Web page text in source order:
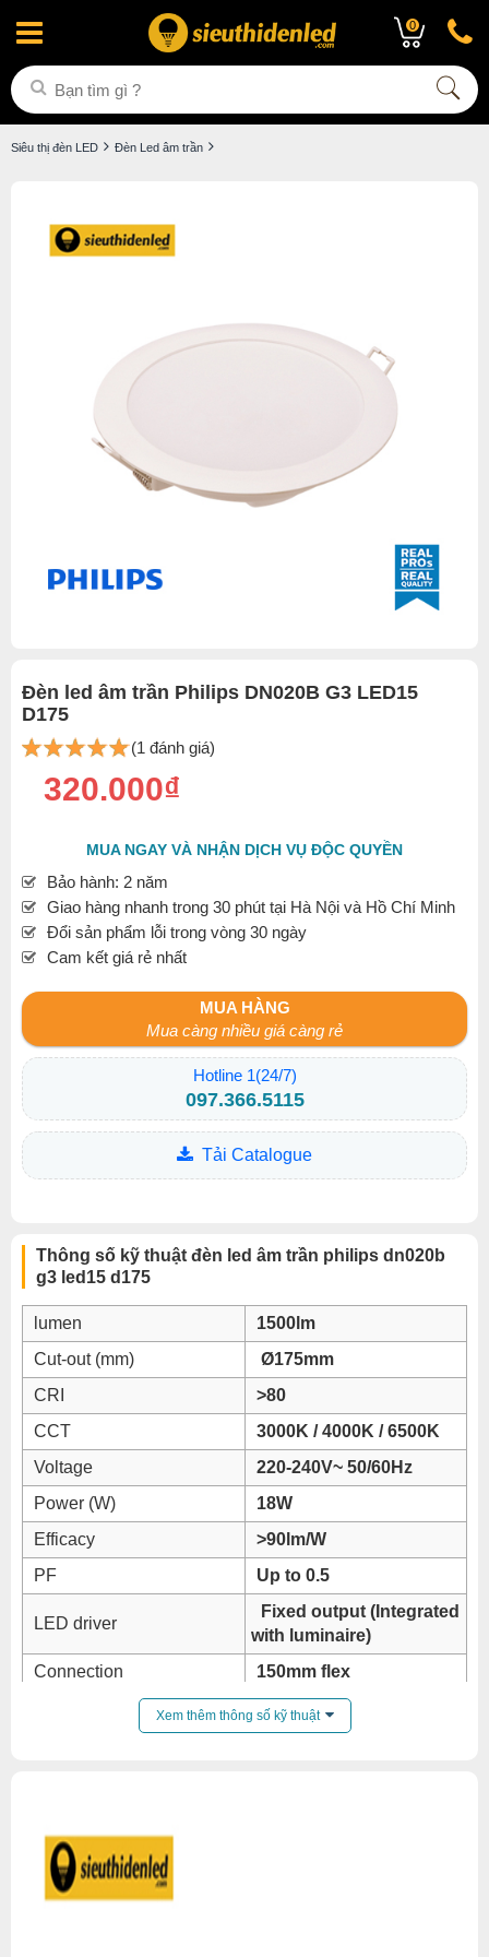
0
Siêu thị đèn LED Đèn Led âm trần
Đèn led âm trần Philips DN020B G3 LED15
D175
(1 đánh giá)
320.000₫
MUA NGAY VÀ NHẬN DỊCH VỤ ĐỘC QUYỀN
Bảo hành: 2 năm
Giao hàng nhanh trong 30 phút tại Hà Nội và Hồ Chí Minh
Đổi sản phẩm lỗi trong vòng 30 ngày
Cam kết giá rẻ nhất
MUA HÀNG
Mua càng nhiều giá càng rẻ
Hotline 1(24/7)
097.366.5115
Tải Catalogue
Thông số kỹ thuật đèn led âm trần philips dn020b
g3 led15 d175
lumen
1500lm
Cut-out (mm)
Ø175mm
CRI
>80
CCT
3000K / 4000K / 6500K
Voltage
220-240V~ 50/60Hz
Power (W)
18W
Efficacy
>90lm/W
PF
Up to 0.5
LED driver
Fixed output (Integrated
with luminaire)
Connection
150mm flex
Materials and finishing
Plastic white housing
Electrical Class
IP rating
Xem thêm thông số kỹ thuật